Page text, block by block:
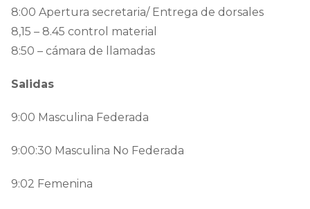
8:00 Apertura secretaria/ Entrega de dorsales
8,15 – 8.45 control material
8:50 – cámara de llamadas
Salidas
9:00 Masculina Federada
9:00:30 Masculina No Federada
9:02 Femenina